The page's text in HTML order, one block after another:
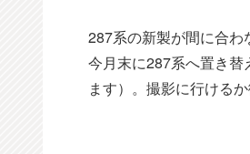
287系の新製が間に合わ
今月末に287系へ置き替
ます）。撮影に行ける